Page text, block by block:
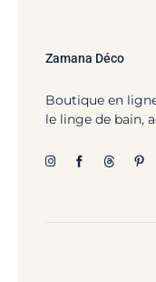
Zamana Déco
Boutique en
le linge de bain,